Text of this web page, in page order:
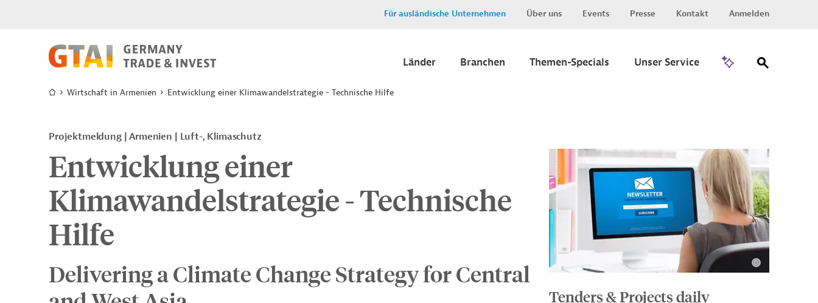
Für ausländische Unternehmen Über uns Events Presse Kontakt Anmelden
Länder Branchen Themen-Specials Unser Service
Wirtschaft in Armenien Entwicklung einer Klimawandelstrategie - Technische Hilfe
Projektmeldung Armenien Luft-, Klimaschutz
Entwicklung einer
Klimawandelstrategie - Technische
Hilfe
Delivering a Climate Change Strategy for Central
Tenders & Projects daily